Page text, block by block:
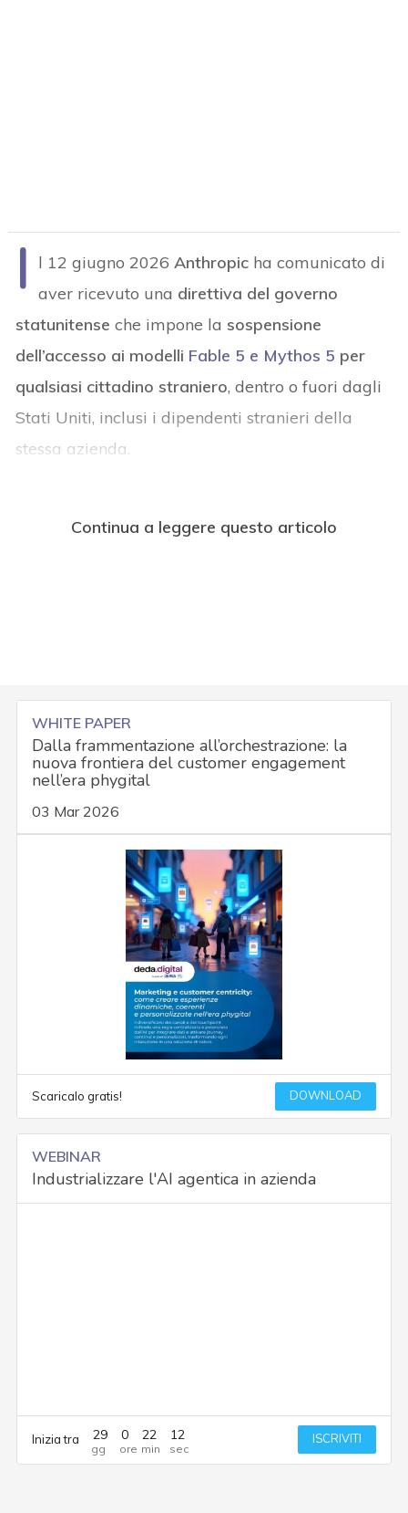
I l 12 giugno 2026Anthropic ha comunicato di
aver ricevuto una direttiva del governo
statunitenseche impone la sospensione
dell’accesso ai modelli Fable 5 e Mythos 5 per
qualsiasi cittadino straniero, dentro o fuori dagli
Stati Uniti, inclusi i dipendenti stranieri della
stessa azienda.
Continua a leggere questo articolo
WHITE PAPER
Dalla frammentazione all’orchestrazione: la
nuova frontiera del customer engagement
nell’era phygital
03 Mar 2026
Scaricalo gratis! DOWNLOAD
WEBINAR
Industrializzare l'AI agentica in azienda
Inizia tra 29 0 22 12 ISCRIVITI